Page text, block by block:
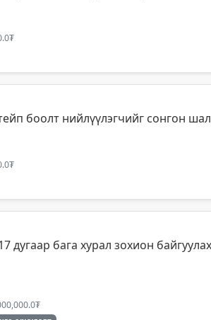
боолт нийлүүлэгчийг сонгон
дугаар бага хурал зохион